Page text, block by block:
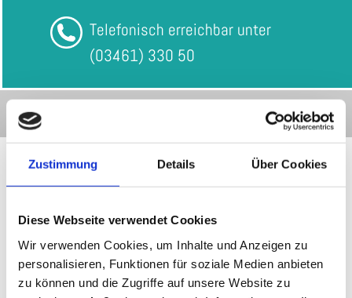
Zustimmung Details Über Cookies
Diese Webseite verwendet Cookies
Wir verwenden Cookies, um Inhalte und Anzeigen zu
personalisieren, Funktionen für soziale Medien anbieten
zu können und die Zugriffe auf unsere Website zu
Telefonisch erreichbar unter
(03461) 330 50
Links & Partner
Deutscher Steuerberaterverband e.V.